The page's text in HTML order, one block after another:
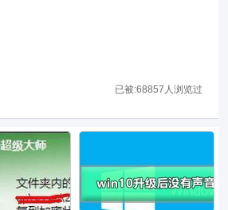
已被:68857人浏览过